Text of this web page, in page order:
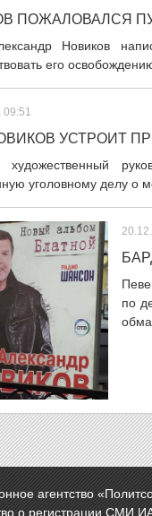
ПОЖАЛОВАЛСЯ
Новиков
его
09:51
УСТРОИТ
уголовному делу о
по
агентство
о регистрации СМИ